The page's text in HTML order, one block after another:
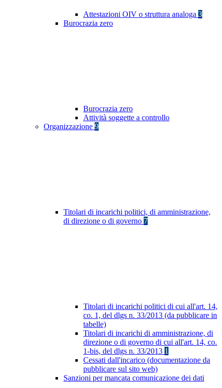
Attestazioni OIV o struttura analoga 3
Burocrazia zero
Burocrazia zero
Attività soggette a controllo
Organizzazione 9
Titolari di incarichi politici, di amministrazione,
di direzione o di governo 7
Titolari di incarichi politici di cui all'art. 14,
co. 1, del dlgs n. 33/2013 (da pubblicare in
tabelle)
Titolari di incarichi di amministrazione, di
direzione o di governo di cui all'art. 14, co.
1-bis, del dlgs n. 33/2013 1
Cessati dall'incarico (documentazione da
pubblicare sul sito web)
Sanzioni per mancata comunicazione dei dati